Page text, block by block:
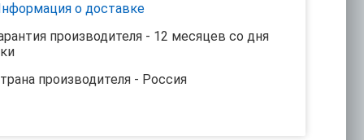
о доставке
производителя - 12 месяцев со дня
производителя - Россия